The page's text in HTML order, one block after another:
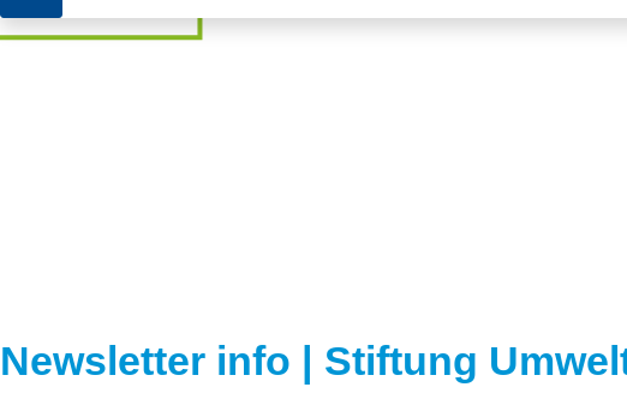
Newsletter info | Stiftung